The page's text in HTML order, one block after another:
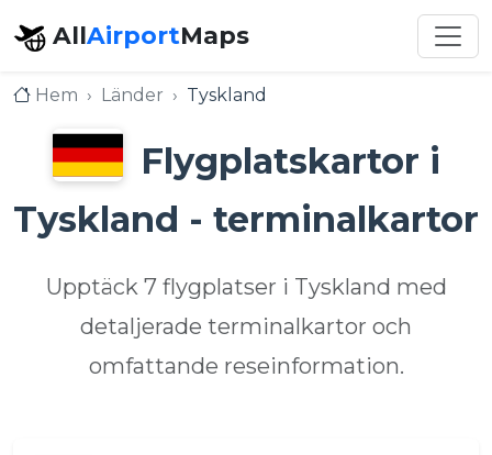
AllAirportMaps
Hem Länder Tyskland
Flygplatskartor i
Tyskland - terminalkartor
Upptäck 7 flygplatser i Tyskland med
detaljerade terminalkartor och
omfattande reseinformation.